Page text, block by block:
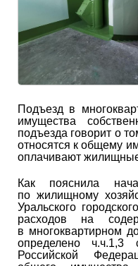
Подъезд в
имущества
подъезда говорит о
относятся к общему
оплачивают жилищные
Как пояснила
по жилищному
Уральского
расходов на
в многоквартирном
определено
Российской